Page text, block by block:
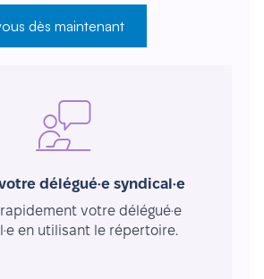
dès maintenant
délégué·e syndical·e
votre délégué·e
en utilisant le répertoire.